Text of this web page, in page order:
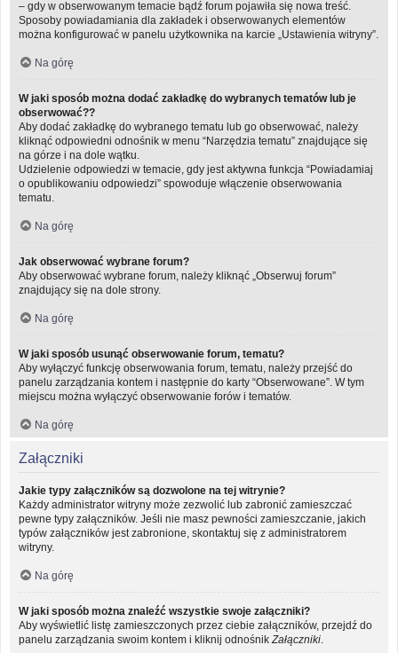
– gdy w obserwowanym temacie bądź forum pojawiła się nowa treść.
Sposoby powiadamiania dla zakładek i obserwowanych elementów
można konfigurować w panelu użytkownika na karcie „Ustawienia witryny”.
Na górę
W jaki sposób można dodać zakładkę do wybranych tematów lub je
obserwować??
Aby dodać zakładkę do wybranego tematu lub go obserwować, należy
kliknąć odpowiedni odnośnik w menu “Narzędzia tematu” znajdujące się
na górze i na dole wątku.
Udzielenie odpowiedzi w temacie, gdy jest aktywna funkcja “Powiadamiaj
o opublikowaniu odpowiedzi” spowoduje włączenie obserwowania
tematu.
Na górę
Jak obserwować wybrane forum?
Aby obserwować wybrane forum, należy kliknąć „Obserwuj forum”
znajdujący się na dole strony.
Na górę
W jaki sposób usunąć obserwowanie forum, tematu?
Aby wyłączyć funkcję obserwowania forum, tematu, należy przejść do
panelu zarządzania kontem i następnie do karty “Obserwowane”. W tym
miejscu można wyłączyć obserwowanie forów i tematów.
Na górę
Załączniki
Jakie typy załączników są dozwolone na tej witrynie?
Każdy administrator witryny może zezwolić lub zabronić zamieszczać
pewne typy załączników. Jeśli nie masz pewności zamieszczanie, jakich
typów załączników jest zabronione, skontaktuj się z administratorem
witryny.
Na górę
W jaki sposób można znaleźć wszystkie swoje załączniki?
Aby wyświetlić listę zamieszczonych przez ciebie załączników, przejdź do
panelu zarządzania swoim kontem i kliknij odnośnik Załączniki